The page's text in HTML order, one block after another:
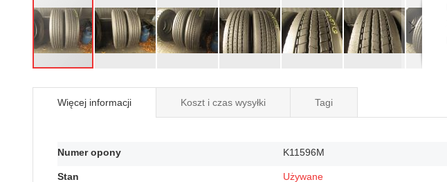
na
początekWięcej informacji
Więcej
Numer opony K11596M
Stan Używane
Koszt i czas wysyłki Tagi